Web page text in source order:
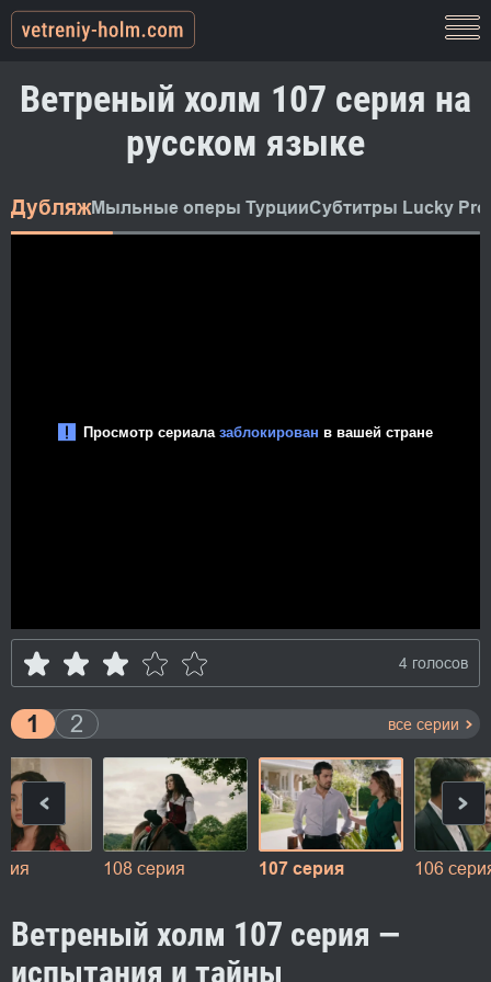
Ветреный холм 107 серия на
русском языке
ДубляжМыльные оперы ТурцииСубтитры Lucky
4 голосов
1 2 все серии
108 серия 107 серия 106
Ветреный холм 107 серия —
испытания и тайны